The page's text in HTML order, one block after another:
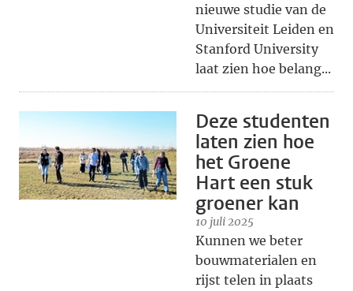
nieuwe studie van de
Universiteit Leiden en
Stanford University
laat zien hoe belang...
Deze studenten
laten zien hoe
het Groene
Hart een stuk
groener kan
10 juli 2025
Kunnen we beter
bouwmaterialen en
rijst telen in plaats